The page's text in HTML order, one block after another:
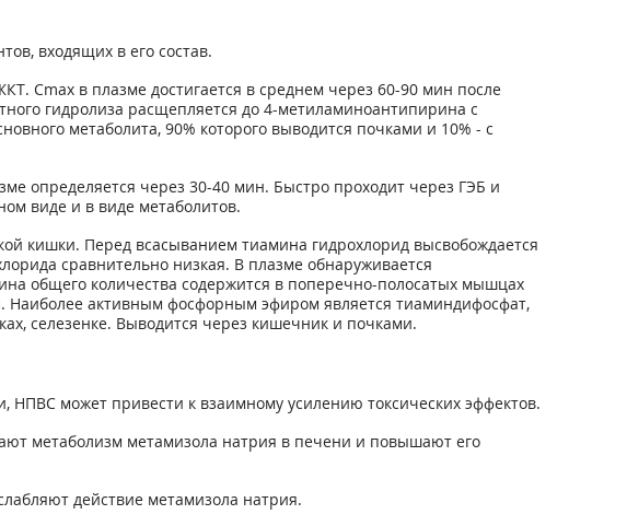
входящих в его состав.
Cmax в плазме достигается в среднем через 60-90 мин после
гидролиза расщепляется до 4-метиламиноантипирина с
метаболита, 90% которого выводится почками и 10% - с
определяется через 30-40 мин. Быстро проходит через ГЭБ и
виде и в виде метаболитов.
кишки. Перед всасыванием тиамина гидрохлорид высвобождается
сравнительно низкая. В плазме обнаруживается
общего количества содержится в поперечно-полосатых мышцах
Наиболее активным фосфорным эфиром является тиаминдифосфат,
селезенке. Выводится через кишечник и почками.
может привести к взаимному усилению токсических эффектов.
метаболизм метамизола натрия в печени и повышают его
действие метамизола натрия.